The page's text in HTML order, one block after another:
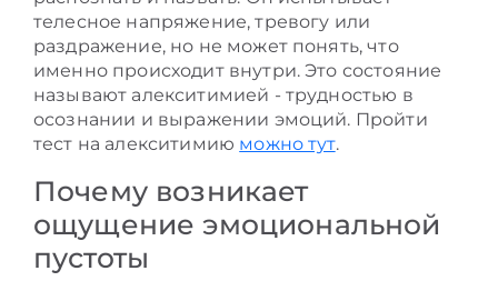
телесное напряжение, тревогу или
раздражение, но не может понять, что
именно происходит внутри. Это состояние
называют алекситимией - трудностью в
осознании и выражении эмоций. Пройти
тест на алекситимию можно тут.
Почему возникает
ощущение эмоциональной
пустоты